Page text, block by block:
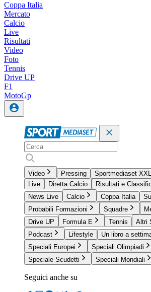
Coppa Italia
Mercato
Calcio
Live
Risultati
Video
Foto
Tennis
Drive UP
F1
MotoGp
Video Pressing Sportmediaset XXL
Live
Diretta Calcio
Risultati e
News Live
Calcio Coppa Italia
Probabili Formazioni
Squadre
Drive UP
Formula E Tennis Altri
Podcast
Lifestyle
Un libro a
Speciali Europei
Speciali Olimpiadi
Speciale Scudetti
Speciali Mondiali
Seguici anche su